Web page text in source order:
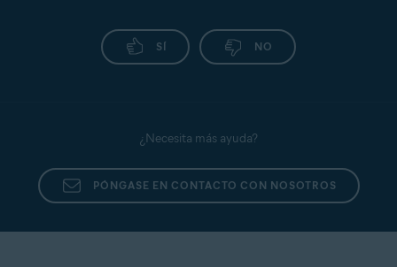
SÍ NO
¿Necesita más ayuda?
PÓNGASE EN CONTACTO CON NOSOTROS